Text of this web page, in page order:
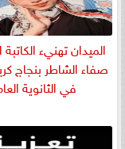
الميدان تهنيء
صفاء الشاطر بنجاج
في الثانوية